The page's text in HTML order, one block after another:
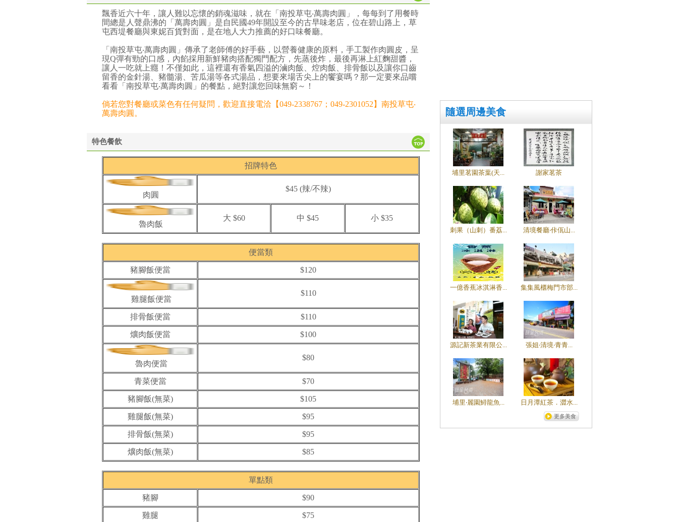
隨選周邊美食
埔里茗園茶葉(天... 謝家茗茶
刺果（山刺）番荔... 清境餐廳‧佧佤山...
一億香蕉冰淇淋香... 集集風櫃梅門市部...
源記新茶業有限公... 張姐‧清境‧青青...
埔里‧麗園鱘龍魚... 日月潭紅茶．澀水...
更多美食
飄香近六十年，讓人難以忘懷的銷魂滋味，就在「南投草屯‧萬壽肉圓」，每每到了用餐時
間總是人聲鼎沸的「萬壽肉圓」是自民國49年開設至今的古早味老店，位在碧山路上，草
屯西堤餐廳與東妮百貨對面，是在地人大力推薦的好口味餐廳。
「南投草屯‧萬壽肉圓」傳承了老師傅的好手藝，以營養健康的原料，手工製作肉圓皮，呈
現Q彈有勁的口感，內餡採用新鮮豬肉搭配獨門配方，先蒸後炸，最後再淋上紅麴甜醬，
讓人一吃就上癮！不僅如此，這裡還有香氣四溢的滷肉飯、焢肉飯、排骨飯以及讓你口齒
留香的金針湯、豬髓湯、苦瓜湯等各式湯品，想要來場舌尖上的饗宴嗎？那一定要來品嚐
看看「南投草屯‧萬壽肉圓」的餐點，絕對讓您回味無窮～！
倘若您對餐廳或菜色有任何疑問，歡迎直接電洽【049-2338767；049-2301052】南投草屯‧
萬壽肉圓。
特色餐飲
招牌特色
肉圓
$45 (辣/不辣)
魯肉飯
大 $60 中 $45 小 $35
便當類
豬腳飯便當 $120
雞腿飯便當
$110
排骨飯便當 $110
爌肉飯便當 $100
魯肉便當
$80
青菜便當 $70
豬腳飯(無菜) $105
雞腿飯(無菜) $95
排骨飯(無菜) $95
爌肉飯(無菜) $85
單點類
豬腳 $90
雞腿 $75